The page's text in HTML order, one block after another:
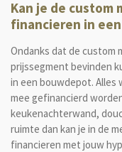
Kan je de custom
financieren in
Ondanks dat de custom
prijssegment bevinden
in een bouwdepot. Alles
mee gefinancierd
keukenachterwand,
ruimte dan kan je in de
financieren met jouw